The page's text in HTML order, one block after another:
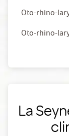
Oto-rhino-
Oto-rhino-
La